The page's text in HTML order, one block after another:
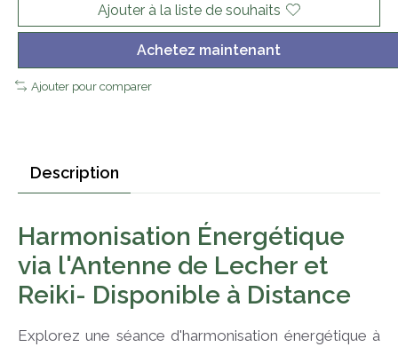
Ajouter à la liste de souhaits
Achetez maintenant
Ajouter pour comparer
Description
Harmonisation Énergétique
via l'Antenne de Lecher et
Reiki- Disponible à Distance
Explorez une séance d'harmonisation énergétique à